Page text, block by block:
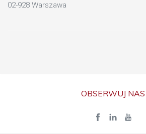
02-928 Warszawa
OBSERWUJ NAS